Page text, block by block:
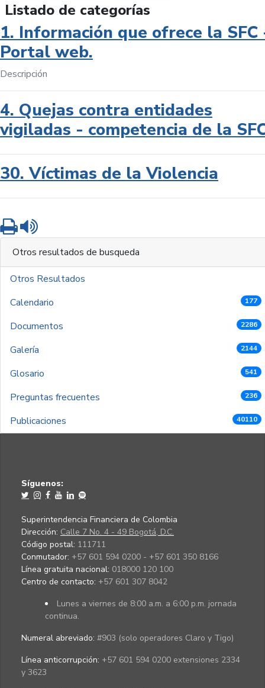
Listado de categorías
1. Información que ofrece la SFC
Portal web.
Descripción
4. Quejas contra entidades
vigiladas - competencia de la
30. Víctimas de la Violencia
Imprimir
Otros resultados de busqueda
Otros Resultados
Calendario
177
Documentos 2286
Galería 2144
Glosario 541
Preguntas frecuentes 236
Publicaciones 40110
Síguenos:
Superintendencia Financiera de Colombia
Dirección: Calle 7 No. 4 - 49 Bogotá, D.C.
Código postal: 111711
Conmutador: +57 601 594 0200 - +57 601 350 8166
Línea gratuita nacional: 018000 120 100
Centro de contacto: +57 601 307 8042
Lunes a viernes de 8:00 a.m. a 6:00 p.m. jornada
continua.
Numeral abreviado: #903 (solo operadores Claro y Tigo)
Línea anticorrupción: +57 601 594 0200 extensiones 2334
y 3623